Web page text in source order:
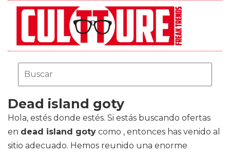
Dead island goty
Hola, estés donde estés. Si estás buscando ofertas
en dead island goty como , entonces has venido al
sitio adecuado. Hemos reunido una enorme